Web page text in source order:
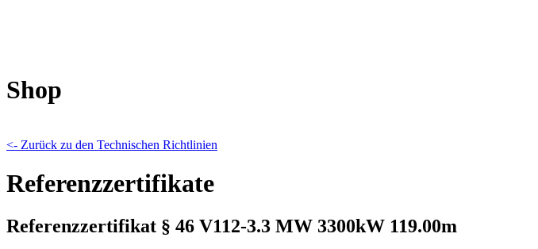
Shop
<- Zurück zu den Technischen Richtlinien
Referenzzertifikate
Referenzzertifikat § 46 V112-3.3 MW 3300kW 119.00m